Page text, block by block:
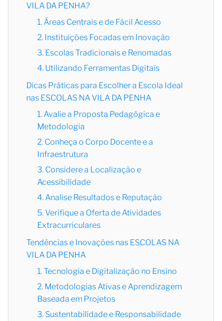
VILA DA PENHA?
1. Áreas Centrais e de Fácil Acesso
2. Instituições Focadas em Inovação
3. Escolas Tradicionais e Renomadas
4. Utilizando Ferramentas Digitais
Dicas Práticas para Escolher a Escola Ideal
nas ESCOLAS NA VILA DA PENHA
1. Avalie a Proposta Pedagógica e
Metodologia
2. Conheça o Corpo Docente e a
Infraestrutura
3. Considere a Localização e
Acessibilidade
4. Analise Resultados e Reputação
5. Verifique a Oferta de Atividades
Extracurriculares
Tendências e Inovações nas ESCOLAS NA
VILA DA PENHA
1. Tecnologia e Digitalização no Ensino
2. Metodologias Ativas e Aprendizagem
Baseada em Projetos
3. Sustentabilidade e Responsabilidade